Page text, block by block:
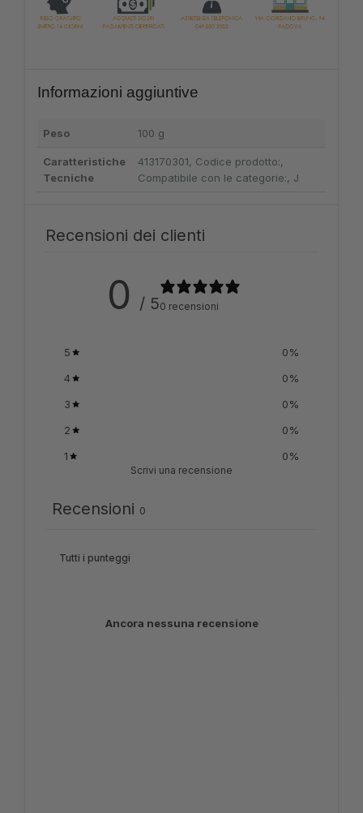
Informazioni aggiuntive
Peso 100 g
Caratteristiche
Tecniche
413170301, Codice prodotto:,
Compatibile con le categorie:, J
Recensioni dei clienti
0 / 50 recensioni
5 0%
4
0%
3
0%
2
0%
1
0%
Scrivi una recensione
Recensioni 0
Ancora nessuna recensione